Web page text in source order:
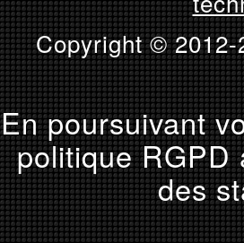
Copyright ©
En poursuivant
politique RGPD
des